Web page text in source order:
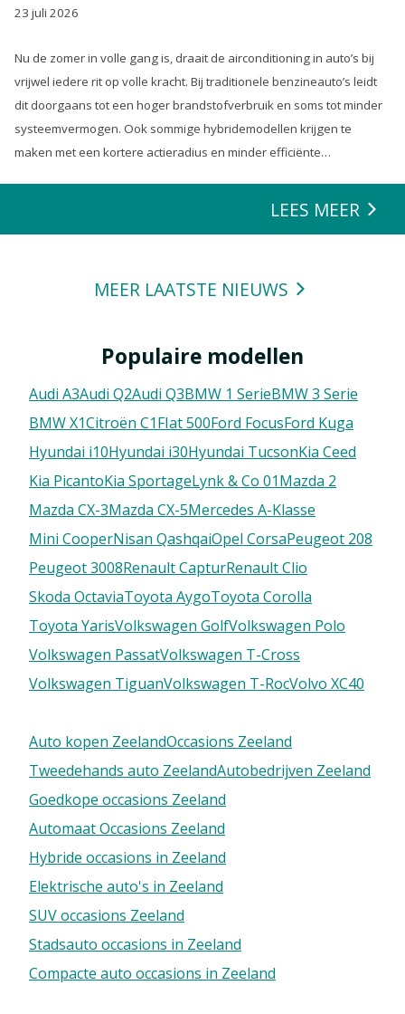
23 juli 2026
Nu de zomer in volle gang is, draait de airconditioning in auto’s bij
vrijwel iedere rit op volle kracht. Bij traditionele benzineauto’s leidt
dit doorgaans tot een hoger brandstofverbruik en soms tot minder
systeemvermogen. Ook sommige hybridemodellen krijgen te
maken met een kortere actieradius en minder efficiënte
LEES MEER
MEER LAATSTE NIEUWS
Populaire modellen
Audi A3Audi Q2Audi Q3BMW 1 SerieBMW 3 Serie
BMW X1Citroën C1FIat 500Ford FocusFord Kuga
Hyundai i10Hyundai i30Hyundai TucsonKia Ceed
Kia PicantoKia SportageLynk & Co 01Mazda 2
Mazda CX-3Mazda CX-5Mercedes A-Klasse
Mini CooperNisan QashqaiOpel CorsaPeugeot 208
Peugeot 3008Renault CapturRenault Clio
Skoda OctaviaToyota AygoToyota Corolla
Toyota YarisVolkswagen GolfVolkswagen Polo
Volkswagen PassatVolkswagen T-Cross
Volkswagen TiguanVolkswagen T-RocVolvo XC40
Auto kopen ZeelandOccasions Zeeland
Tweedehands auto ZeelandAutobedrijven Zeeland
Goedkope occasions Zeeland
Automaat Occasions Zeeland
Hybride occasions in Zeeland
Elektrische auto's in Zeeland
SUV occasions Zeeland
Stadsauto occasions in Zeeland
Compacte auto occasions in Zeeland